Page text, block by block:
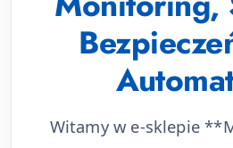
Witamy w e-sklepie